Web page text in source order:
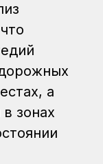
а
зонах